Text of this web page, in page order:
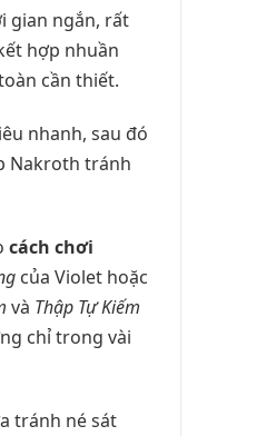
gian ngắn, rất
hợp nhuần
cần thiết.
nhanh, sau đó
Nakroth tránh
cách chơi
của Violet hoặc
và Thập Tự Kiếm
chỉ trong vài
tránh né sát